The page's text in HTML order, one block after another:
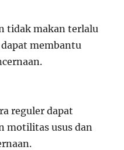
tidak makan terlalu
membantu
reguler dapat
motilitas usus dan